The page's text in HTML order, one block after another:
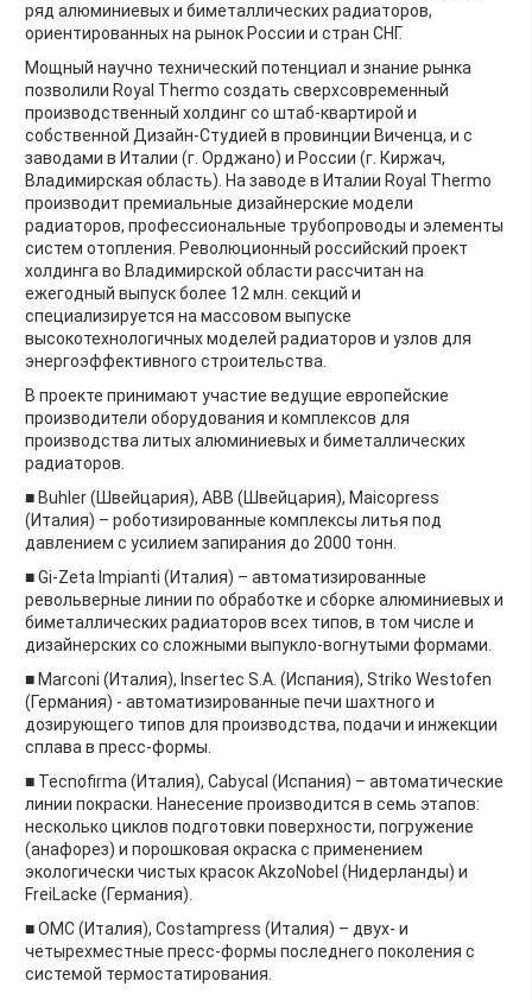
ряд алюминиевых и биметаллических радиаторов,
ориентированных на рынок России и стран СНГ.
Мощный научно технический потенциал и знание рынка
позволили Royal Thermo создать сверхсовременный
производственный холдинг со штаб-квартирой и
собственной Дизайн-Студией в провинции Виченца, и с
заводами в Италии (г. Орджано) и России (г. Киржач,
Владимирская область). На заводе в Италии Royal Thermo
производит премиальные дизайнерские модели
радиаторов, профессиональные трубопроводы и элементы
систем отопления. Революционный российский проект
холдинга во Владимирской области рассчитан на
ежегодный выпуск более 12 млн. секций и
специализируется на массовом выпуске
высокотехнологичных моделей радиаторов и узлов для
энергоэффективного строительства.
В проекте принимают участие ведущие европейские
производители оборудования и комплексов для
производства литых алюминиевых и биметаллических
радиаторов.
■ Buhler (Швейцария), ABB (Швейцария), Maicopress
(Италия) – роботизированные комплексы литья под
давлением с усилием запирания до 2000 тонн.
■ Gi-Zeta Impianti (Италия) – автоматизированные
револьверные линии по обработке и сборке алюминиевых и
биметаллических радиаторов всех типов, в том числе и
дизайнерских со сложными выпукло-вогнутыми формами.
■ Marconi (Италия), Insertec S.A. (Испания), Striko Westofen
(Германия) - автоматизированные печи шахтного и
дозирующего типов для производства, подачи и инжекции
сплава в пресс-формы.
■ Tecnofirma (Италия), Cabycal (Испания) – автоматические
линии покраски. Нанесение производится в семь этапов:
несколько циклов подготовки поверхности, погружение
(анафорез) и порошковая окраска с применением
экологически чистых красок AkzoNobel (Нидерланды) и
FreiLacke (Германия).
■ OMC (Италия), Costampress (Италия) – двух- и
четырехместные пресс-формы последнего поколения с
системой термостатирования.